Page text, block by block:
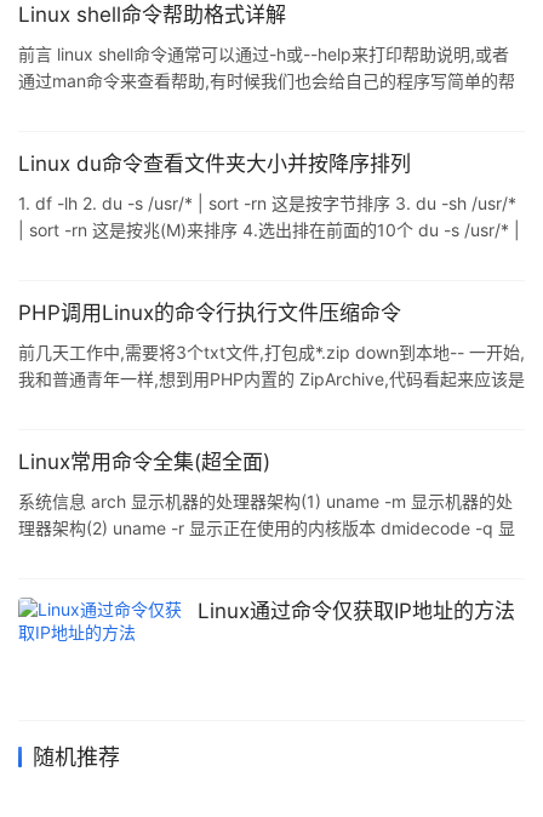
没有重名. 注意:在创建文件时,不要把所有的文件都存放在主目录中,
命名方式来区分文件和目录.例如,目录名可以以大写字母开头,这样,
在目录列表中目录名就出现在前面. 在一个子目录
Linux shell命令帮助格式详解
前言 linux shell命令通常可以通过-h或--help来打印帮助说明,或者
通过man命令来查看帮助,有时候我们也会给自己的程序写简单的帮
ish>] [--] <paths>... git reset (--patch | -p) [<tree-ish>] [--]
Linux du命令查看文件夹大小并按降序排列
1. df -lh 2. du -s /usr/* | sort -rn 这是按字节排序 3. du -sh /usr/*
| sort -rn 这是按兆(M)来排序 4.选出排在前面的10个 du -s /usr/* |
du常用命令 du -h --max-dept
PHP调用Linux的命令行执行文件压缩命令
前几天工作中,需要将3个txt文件,打包成*.zip down到本地-- 一开始,
我和普通青年一样,想到用PHP内置的 ZipArchive,代码看起来应该是
$zipfile='./Exl_file/wow.zip'; if($zip-
Linux常用命令全集(超全面)
系统信息 arch 显示机器的处理器架构(1) uname -m 显示机器的处
理器架构(2) uname -r 显示正在使用的内核版本 dmidecode -q 显
作 cat /proc/cpuinfo 显示CPU info的信息 cat /proc/interrupts 显
示中断 cat /proc/meminfo 校验
Linux通过命令仅获取IP地址的方法
随机推荐